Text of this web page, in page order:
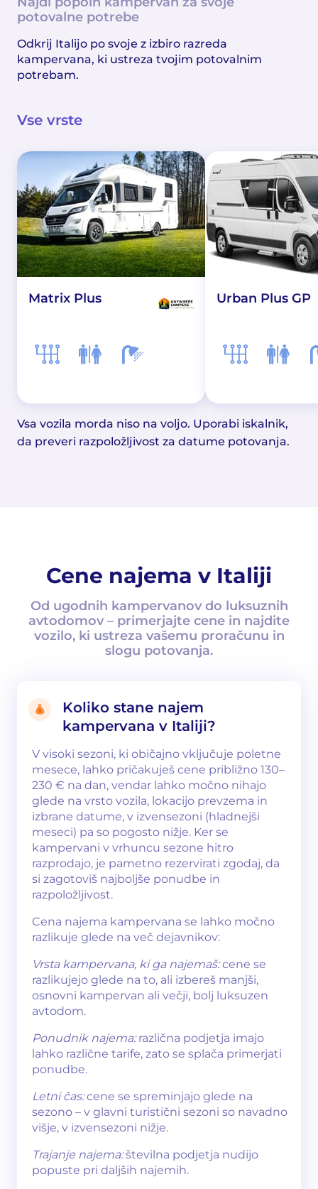
potovalne potrebe
Odkrij Italijo po svoje z izbiro razreda
kampervana, ki ustreza tvojim potovalnim
potrebam.
Vse vrste
Matrix Plus Urban Plus GP
Vsa vozila morda niso na voljo. Uporabi iskalnik,
da preveri razpoložljivost za datume potovanja.
Cene najema v Italiji
Od ugodnih kampervanov do luksuznih
avtodomov – primerjajte cene in najdite
vozilo, ki ustreza vašemu proračunu in
slogu potovanja.
Koliko stane najem
kampervana v Italiji?
V visoki sezoni, ki običajno vključuje poletne
mesece, lahko pričakuješ cene približno 130–
230 € na dan, vendar lahko močno nihajo
glede na vrsto vozila, lokacijo prevzema in
izbrane datume, v izvensezoni (hladnejši
meseci) pa so pogosto nižje. Ker se
kampervani v vrhuncu sezone hitro
razprodajo, je pametno rezervirati zgodaj, da
si zagotoviš najboljše ponudbe in
razpoložljivost.
Cena najema kampervana se lahko močno
razlikuje glede na več dejavnikov:
Vrsta kampervana, ki ga najemaš:cene se
razlikujejo glede na to, ali izbereš manjši,
osnovni kampervan ali večji, bolj luksuzen
avtodom.
Ponudnik najema:različna podjetja imajo
lahko različne tarife, zato se splača primerjati
ponudbe.
Letni čas:cene se spreminjajo glede na
sezono – v glavni turistični sezoni so navadno
višje, v izvensezoni nižje.
Trajanje najema:številna podjetja nudijo
popuste pri daljših najemih.